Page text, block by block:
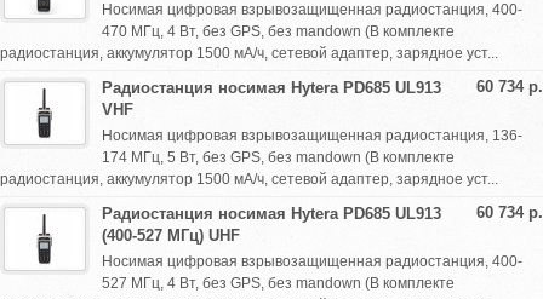
Носимая цифровая взрывозащищенная радиостанция, 400-
470 МГц, 4 Вт, без GPS, без mandown (В комплекте
радиостанция, аккумулятор 1500 мА/ч, сетевой адаптер, зарядное уст...
60 734 р.
Радиостанция носимая Hytera PD685 UL913
VHF
Носимая цифровая взрывозащищенная радиостанция, 136-
174 МГц, 5 Вт, без GPS, без mandown (В комплекте
радиостанция, аккумулятор 1500 мА/ч, сетевой адаптер, зарядное уст...
60 734 р.
Радиостанция носимая Hytera PD685 UL913
(400-527 МГц) UHF
Носимая цифровая взрывозащищенная радиостанция, 400-
527 МГц, 4 Вт, без GPS, без mandown (В комплекте